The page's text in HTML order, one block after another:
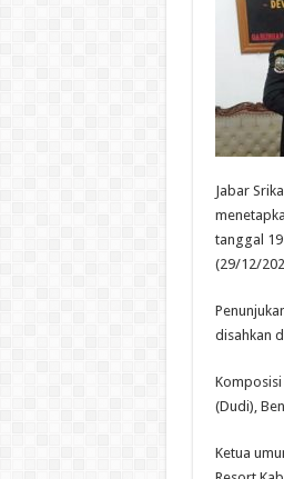
Jabar
tanggal 19
(29/12/
disahkan
Komposisi
(Dudi),
Ketua